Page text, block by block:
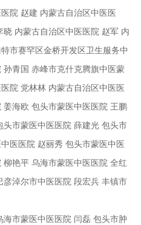
院 赵建 内蒙古自治区中医医
晓 内蒙古自治区中医医院 赵军 内
市赛罕区金桥开发区卫生服务中
孙青国 赤峰市克什克腾旗中医蒙
院 党林林 内蒙古自治区中医医
姜海欧 包头市蒙医中医医院 王鹏
头市蒙医中医医院薛建光 包头市
医医院 赵丽秀 包头市蒙医中医
柳艳平 乌海市蒙医中医医院全红
彦淖尔市中医医院段宏兵 丰镇市
海市蒙医中医医院 闫磊 包头市肿